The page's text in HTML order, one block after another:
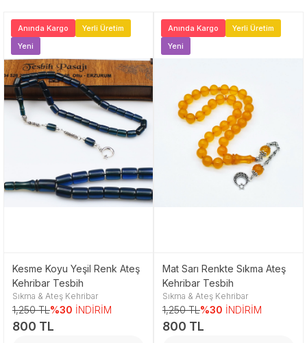
Anında Kargo
Yerli Üretim
Yeni
Kesme Koyu Yeşil Renk Ateş
Kehribar Tesbih
Sıkma & Ateş Kehribar
1,250 TL%30 İNDİRİM
800 TL
Anında Kargo
Yerli Üretim
Yeni
Mat Sarı Renkte Sıkma Ateş
Kehribar Tesbih
Sıkma & Ateş Kehribar
1,250 TL%30 İNDİRİM
800 TL